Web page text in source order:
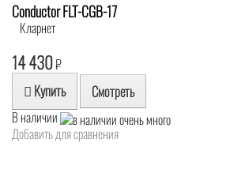
Conductor FLT-CGB-17
Кларнет
14 430₽
Купить Смотреть
В наличии
Добавить для сравнения